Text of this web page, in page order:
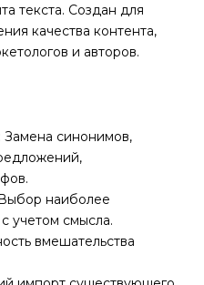
текста. Создан для
качества контента,
и авторов.
Замена синонимов,
наиболее
учетом смысла.
вмешательства